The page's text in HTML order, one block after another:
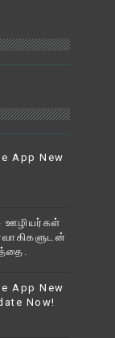
App New
ஊழியர்கள்
App New
Now!